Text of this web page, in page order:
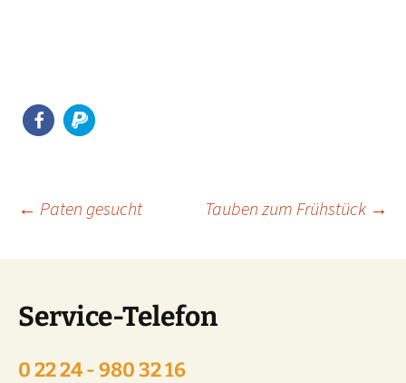
Beitragsnavigation
← Paten gesucht Tauben zum Frühstück →
Service-Telefon
0 22 24 - 980 32 16